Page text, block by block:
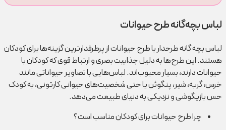
لباس بچه‌گانه طرح حیوانات
لباس بچه گانه طرحدار با طرح حیوانات از پرطرفدارترین گزینه‌ها برای کودکان
هستند. این طرح‌ها به دلیل جذابیت بصری و ارتباط قوی که کودکان با
حیوانات دارند، بسیار محبوب‌اند. لباس‌هایی با تصاویر حیواناتی مانند
خرس، گربه، شیر، پنگوئن یا حتی شخصیت‌های حیوانی کارتونی، به کودک
حس بازیگوشی و نزدیکی به دنیای طبیعت می‌دهد.
چرا طرح حیوانات برای کودکان مناسب است؟